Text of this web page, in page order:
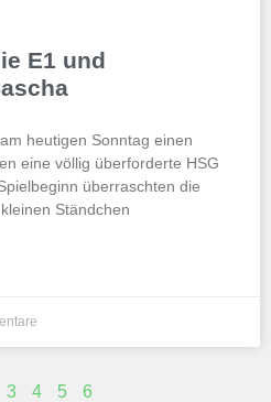
E1 und
heutigen Sonntag einen
eine völlig überforderte HSG
überraschten die
Ständchen
3 4 5 6